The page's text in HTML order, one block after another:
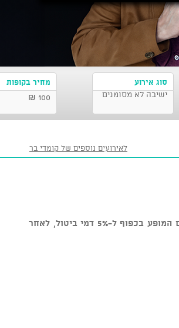
סוג אירוע
ישיבה לא מסומנים
מחיר בקופות
100 ₪
לאירועים נוספים של קומדי בר
ניתן לבטל כרטיסים עד טווח זמן של 48 שעות לפני מועד קיום המופע בכפוף ל-5% דמי ביטול, לאחר